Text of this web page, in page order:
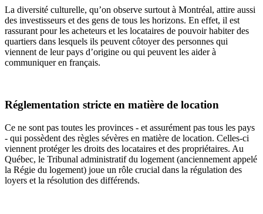
La diversité culturelle, qu’on observe surtout à Montréal, attire aussi
des investisseurs et des gens de tous les horizons. En effet, il est
rassurant pour les acheteurs et les locataires de pouvoir habiter des
quartiers dans lesquels ils peuvent côtoyer des personnes qui
viennent de leur pays d’origine ou qui peuvent les aider à
communiquer en français.
Réglementation stricte en matière de location
Ce ne sont pas toutes les provinces - et assurément pas tous les pays
- qui possèdent des règles sévères en matière de location. Celles-ci
viennent protéger les droits des locataires et des propriétaires. Au
Québec, le Tribunal administratif du logement (anciennement appelé
la Régie du logement) joue un rôle crucial dans la régulation des
loyers et la résolution des différends.